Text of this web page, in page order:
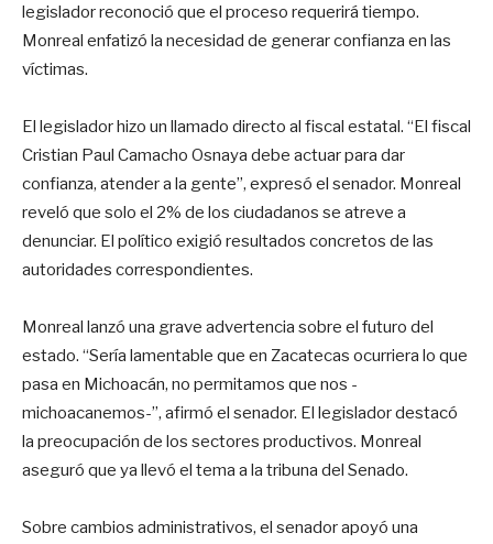
legislador reconoció que el proceso requerirá tiempo.
Monreal enfatizó la necesidad de generar confianza en las
víctimas.
El legislador hizo un llamado directo al fiscal estatal. “El fiscal
Cristian Paul Camacho Osnaya debe actuar para dar
confianza, atender a la gente”, expresó el senador. Monreal
reveló que solo el 2% de los ciudadanos se atreve a
denunciar. El político exigió resultados concretos de las
autoridades correspondientes.
Monreal lanzó una grave advertencia sobre el futuro del
estado. “Sería lamentable que en Zacatecas ocurriera lo que
pasa en Michoacán, no permitamos que nos -
michoacanemos-”, afirmó el senador. El legislador destacó
la preocupación de los sectores productivos. Monreal
aseguró que ya llevó el tema a la tribuna del Senado.
Sobre cambios administrativos, el senador apoyó una